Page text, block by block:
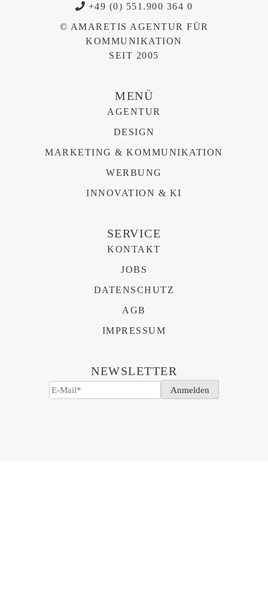
+49 (0) 551.900 364 0
© AMARETIS AGENTUR FÜR
KOMMUNIKATION
SEIT 2005
MENÜ
AGENTUR
DESIGN
MARKETING & KOMMUNIKATION
WERBUNG
INNOVATION & KI
SERVICE
KONTAKT
JOBS
DATENSCHUTZ
AGB
IMPRESSUM
NEWSLETTER